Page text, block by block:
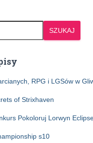
SZUKAJ
RPG i LGSów w
of Strixhaven
Pokoloruj Lorwyn
s10